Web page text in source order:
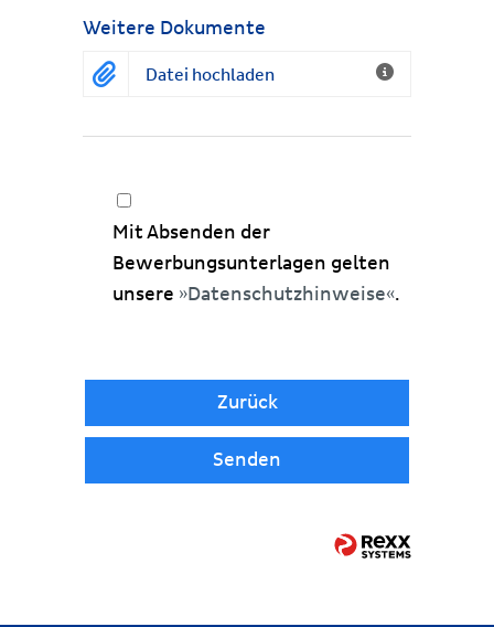
Weitere Dokumente
Datei hochladen
Mit Absenden der
Bewerbungsunterlagen gelten
unsere
Datenschutzhinweise .
Zurück
Senden